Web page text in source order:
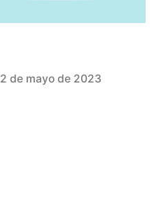
2 de mayo de 2023